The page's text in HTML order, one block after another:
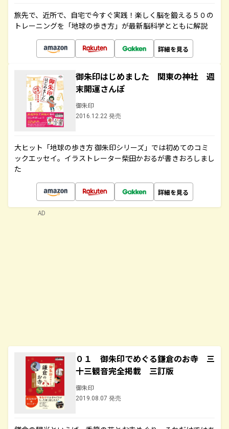
旅先で、近所で、自宅で今すぐ実践！楽しく脳を鍛える５０の
トレーニングを「地球の歩き方」が最新脳科学とともに解説
詳細を見る
御朱印はじめました 関東の神社 週
末開運さんぽ
御朱印
2016.12.22 発売
大ヒット「地球の歩き方 御朱印シリーズ」では初めてのコミ
ックエッセイ。イラストレーター柴田かおるが書きおろしまし
た
詳細を見る
０１ 御朱印でめぐる鎌倉のお寺 三
十三観音完全掲載 三訂版
御朱印
2019.08.07 発売
AD